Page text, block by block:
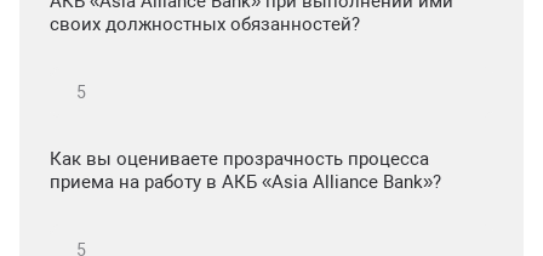
своих должностных обязанностей?
Как вы оцениваете прозрачность процесса
приема на работу в АКБ «Asia Alliance Bank»?